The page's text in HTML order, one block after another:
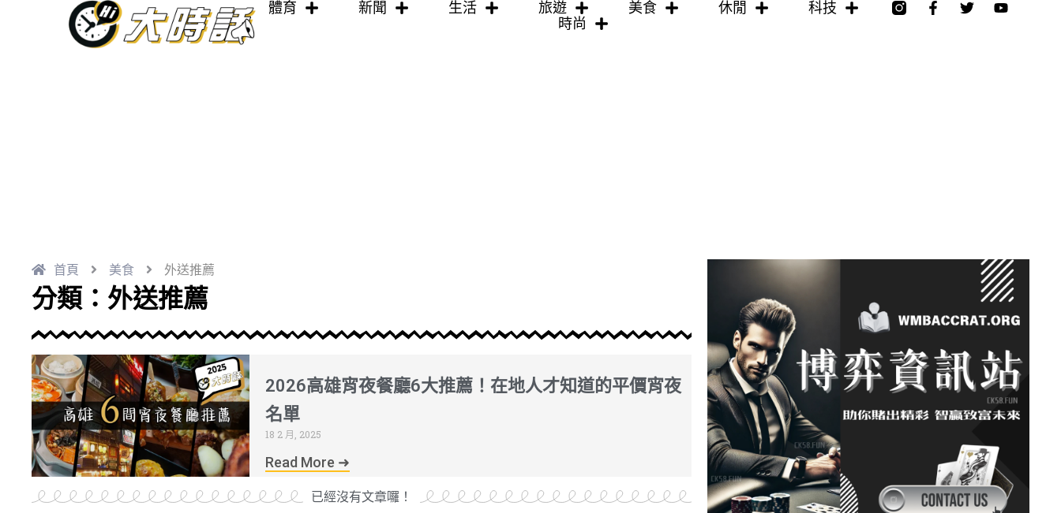
體育 新聞 生活 旅遊 美食 休閒
科技
時尚
F
a
T
Y
首頁 美食 外送推薦
分類：外送推薦
2026高雄宵夜餐廳6大推薦！在地人才知道的平價宵夜
名單
18 2 月, 2025
Read More ➜
已經沒有文章囉！